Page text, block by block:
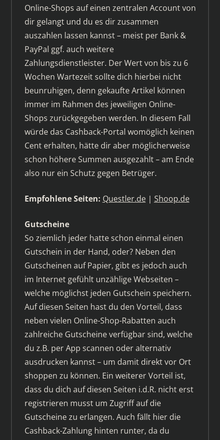
Online-Shops auf einen zentralen Account von
dir gelangt und du es dir zusammen
auszahlen lassen kannst – meist per Bank &
PayPal ggf. auch weitere
Zahlungsdienstleister. Der Wert von bis zu 6
Wochen Wartezeit sollte dich hierbei nicht
beunruhigen, denn gekaufte Artikel können
immer im Rahmen des jeweiligen Online-
Shops zurückgegeben werden. In diesem Fall
würde das Cashback-Portal womöglich keinen
Cent erhalten, hätte dir aber möglicherweise
schon höhere Summen ausgezahlt – am Ende
also nur ein Schutz gegen Betrüger.
Empfohlene Seiten: Questler.de| Shoop.de
Gutscheine
So ziemlich jeder hatte schon einmal einen
Gutschein in der Hand, oder? Neben den
Gutscheinen auf Papier, gibt es jedoch auch
im Internet gefühlt unzählige Webseiten –
welche möglichst jeden Gutschein speichern.
Auf diesen Seiten hast du den Vorteil, dass
neben vielen Online-Shop-Rabatten auch
zahlreiche Gutscheine verfügbar sind, welche
du z.B. per App scannen oder alternativ
ausdrucken kannst – um damit direkt vor Ort
shoppen zu können. Ein weiterer Vorteil ist,
dass du dich auf diesen Seiten i.d.R. nicht erst
registrieren musst um Zugriff auf die
Gutscheine zu erlangen. Auch fällt hier die
Cashback-Zahlung hinten runter, da du